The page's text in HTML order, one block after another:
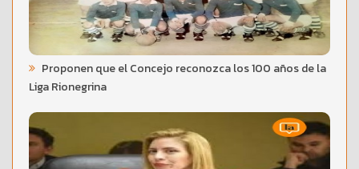
Proponen que el Concejo reconozca los 100 años de la
Liga Rionegrina